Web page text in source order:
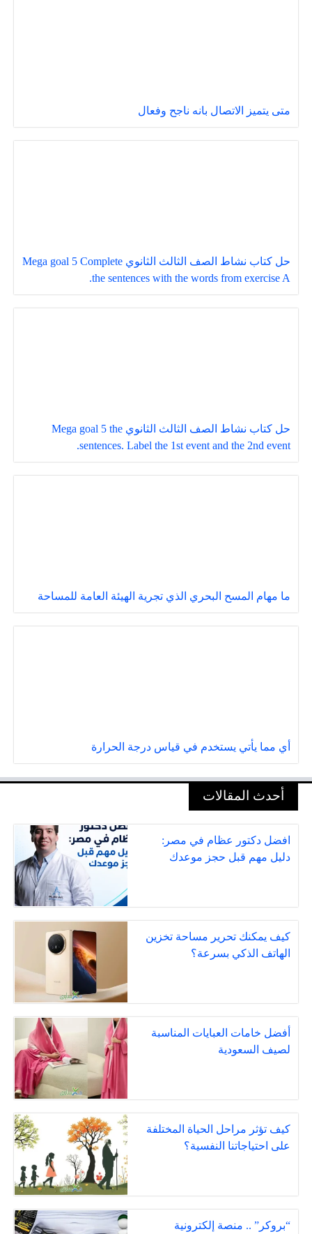
متى يتميز الاتصال بانه ناجح وفعال
حل كتاب نشاط الصف الثالث الثانوي Mega goal 5 Complete
the sentences with the words from exercise A.
حل كتاب نشاط الصف الثالث الثانوي Mega goal 5 the
sentences. Label the 1st event and the 2nd event.
ما مهام المسح البحري الذي تجرية الهيئة العامة للمساحة
أي مما يأتي يستخدم في قياس درجة الحرارة
أحدث المقالات
افضل دكتور عظام في مصر:
دليل مهم قبل حجز موعدك
كيف يمكنك تحرير مساحة تخزين
الهاتف الذكي بسرعة؟
أفضل خامات العبايات المناسبة
لصيف السعودية
كيف تؤثر مراحل الحياة المختلفة
على احتياجاتنا النفسية؟
“بروكر” .. منصة إلكترونية